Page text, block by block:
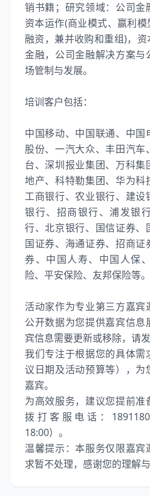
销书籍；研究领域：公司金
资本运作(商业模式、赢利
融资，兼并收购和重组)，
金融，公司金融解决方案
场管制与发展。
培训客户包括：
中国移动、中国联通、中
股份、一汽大众、丰田汽
台、深圳报业集团、万科
地产、科特勒集团、华为科
工商银行、农业银行、建设
银行、招商银行、浦发银
行、北京银行、国信证券、
国证券、海通证券、招商
券、中国人寿、中国人保
险、平安保险、友邦保险等
活动家作为专业第三方嘉
公开数据为您提供嘉宾信
宾信息需要更新或移除，请
我们专注于根据您的具体
议日期及活动预算等），为
嘉宾。
为高效服务，建议您提前
拨打客服电话：
18:00）。
温馨提示：本服务仅限嘉
求暂不处理，感谢您的理解与